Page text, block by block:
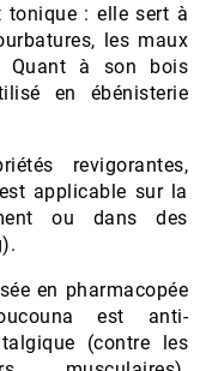
tonique : elle sert à
les maux
Quant à son bois
en ébénisterie
revigorantes,
applicable sur la
ou dans des
en pharmacopée
est anti-
(contre les